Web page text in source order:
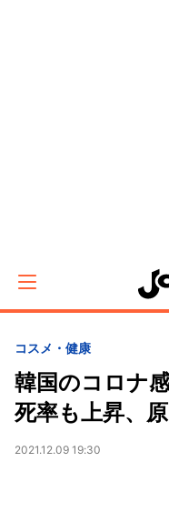
コスメ・健康
韓国のコロナ
死率も上昇、
2021.12.09 19:30